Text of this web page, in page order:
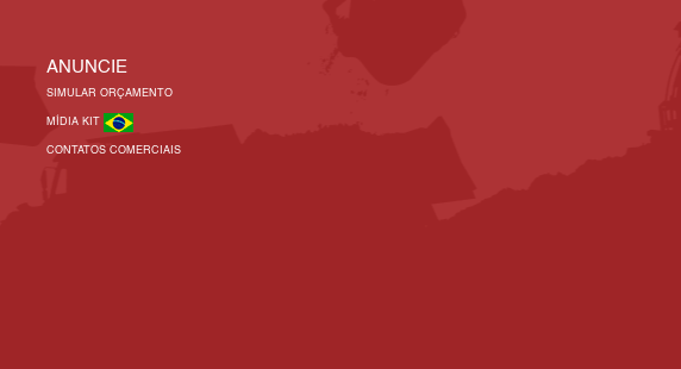
ANUNCIE
SIMULAR ORÇAMENTO
MÍDIA KIT
CONTATOS COMERCIAIS